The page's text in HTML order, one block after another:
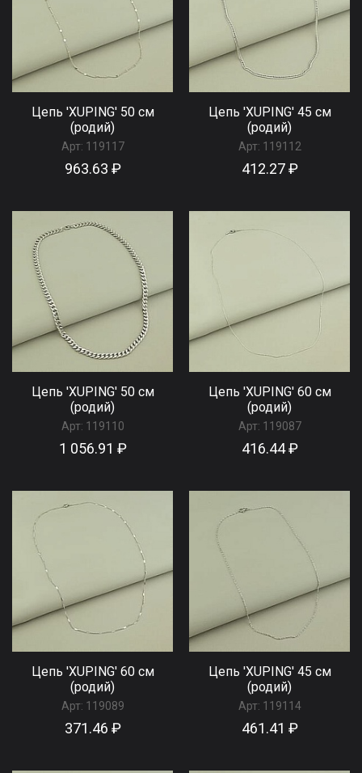
Цепь 'XUPING' 50 см
(родий)
Арт: 119117
963.63 ₽
Цепь 'XUPING' 45 см
(родий)
Арт: 119112
412.27 ₽
Цепь 'XUPING' 50 см
(родий)
Арт: 119110
1 056.91 ₽
Цепь 'XUPING' 60 см
(родий)
Арт: 119087
416.44 ₽
Цепь 'XUPING' 60 см
(родий)
Арт: 119089
371.46 ₽
Цепь 'XUPING' 45 см
(родий)
Арт: 119114
461.41 ₽